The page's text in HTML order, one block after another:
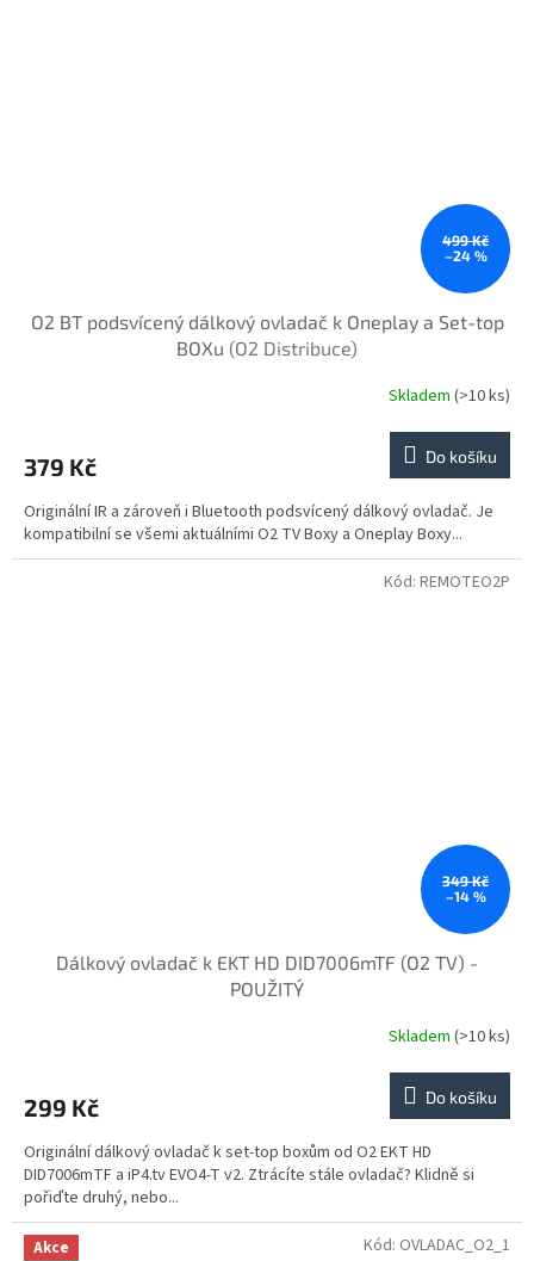
499 Kč
–24 %
O2 BT podsvícený dálkový ovladač k Oneplay a Set-top
BOXu (O2 Distribuce)
Skladem (>10 ks)
379 Kč Do košíku
Originální IR a zároveň i Bluetooth podsvícený dálkový ovladač. Je
kompatibilní se všemi aktuálními O2 TV Boxy a Oneplay Boxy...
349 Kč
–14 %
Dálkový ovladač k EKT HD DID7006mTF (O2 TV) -
POUŽITÝ
Skladem (>10 ks)
299 Kč Do košíku
Originální dálkový ovladač k set-top boxům od O2 EKT HD
DID7006mTF a iP4.tv EVO4-T v2. Ztrácíte stále ovladač? Klidně si
pořiďte druhý, nebo...
Kód: REMOTEO2P
Akce
Kód: OVLADAC_O2_1